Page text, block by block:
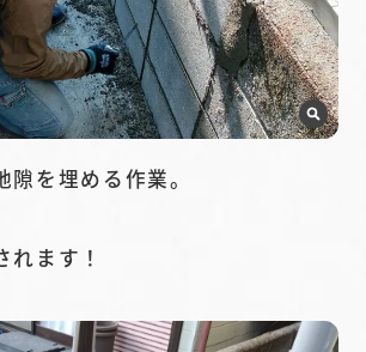
隙を埋める作業。
れます！